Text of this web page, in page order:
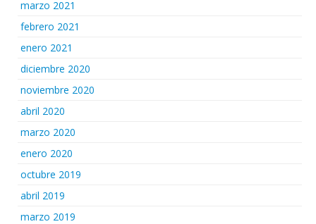
marzo 2021
febrero 2021
enero 2021
diciembre 2020
noviembre 2020
abril 2020
marzo 2020
enero 2020
octubre 2019
abril 2019
marzo 2019